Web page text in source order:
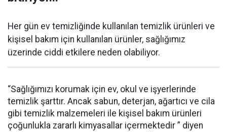
Her gün ev temizliğinde kullanılan temizlik ürünleri ve
kişisel bakım için kullanılan ürünler, sağlığımız
üzerinde ciddi etkilere neden olabiliyor.
“Sağlığımızı korumak için ev, okul ve işyerlerinde
temizlik şarttır. Ancak sabun, deterjan, ağartıcı ve cila
gibi temizlik malzemeleri ile kişisel bakım ürünleri
çoğunlukla zararlı kimyasallar içermektedir ” diyen